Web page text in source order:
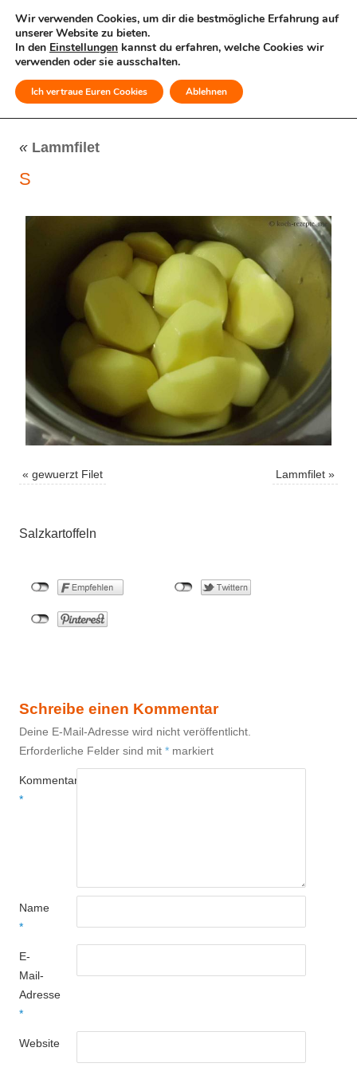
MENÜ
« Lammfilet
S
« gewuerzt Filet Lammfilet »
Salzkartoffeln
Schreibe einen Kommentar
Deine E-Mail-Adresse wird nicht veröffentlicht.
Erforderliche Felder sind mit * markiert
Kommentar
*
Name
*
E-
Mail-
Adresse
*
Website
Wir verwenden Cookies, um dir die bestmögliche Erfahrung auf
unserer Website zu bieten.
In den Einstellungen kannst du erfahren, welche Cookies wir
verwenden oder sie ausschalten.
Ich vertraue Euren Cookies Ablehnen